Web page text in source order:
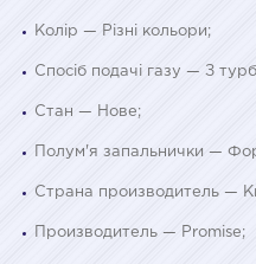
Колір — Різні кольори;
Спосіб подачі газу — З
Стан — Нове;
Полум'я запальнички —
Страна производитель —
Производитель — Promise;